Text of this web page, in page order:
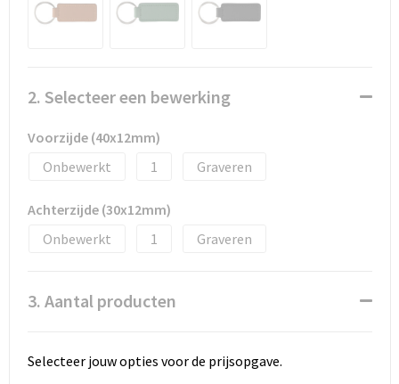
Fietstassen
Reistassen
2. Selecteer een bewerking
Voorzijde (40x12mm)
Onbewerkt
1 Graveren
Achterzijde (30x12mm)
Onbewerkt
1 Graveren
3. Aantal producten
Selecteer jouw opties voor de prijsopgave.